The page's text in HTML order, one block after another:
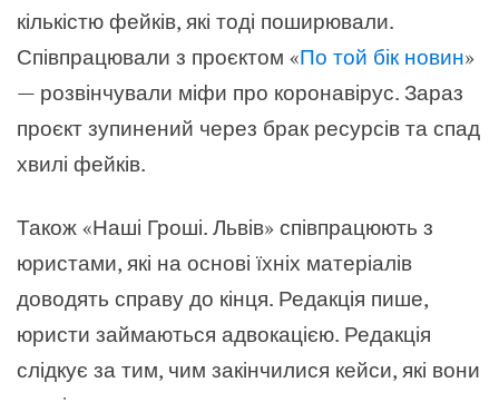
кількістю фейків, які тоді поширювали.
Співпрацювали з проєктом «По той бік новин»
— розвінчували міфи про коронавірус. Зараз
проєкт зупинений через брак ресурсів та спад
хвилі фейків.
Також «Наші Гроші. Львів» співпрацюють з
юристами, які на основі їхніх матеріалів
доводять справу до кінця. Редакція пише,
юристи займаються адвокацією. Редакція
слідкує за тим, чим закінчилися кейси, які вони